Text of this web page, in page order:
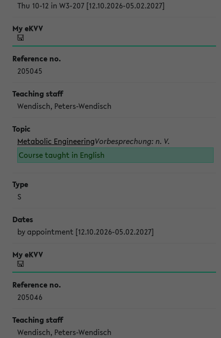
Thu 10-12 in W3-207 [12.10.2026-05.02.2027]
205045
Wendisch, Peters-Wendisch
Metabolic EngineeringVorbesprechung: n. V.
Course taught in English
S
by appointment [12.10.2026-05.02.2027]
205046
Wendisch, Peters-Wendisch